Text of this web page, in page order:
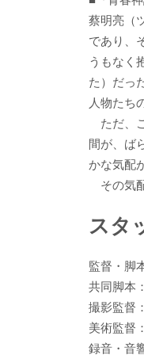
蔡明亮（
であり、
うもなく
た）だっ
人物たち
ただ、
間が、ば
かな気配
その気
スタ
監督・脚
共同脚本
撮影監督
美術監督
録音・音